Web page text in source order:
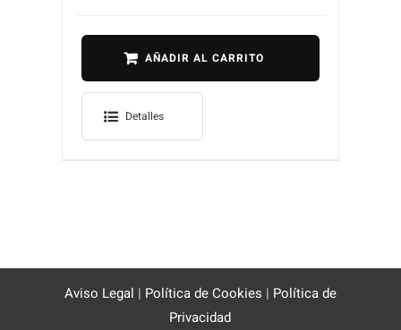
AÑADIR AL CARRITO
Detalles
Aviso Legal | Política de Cookies | Política de
Privacidad